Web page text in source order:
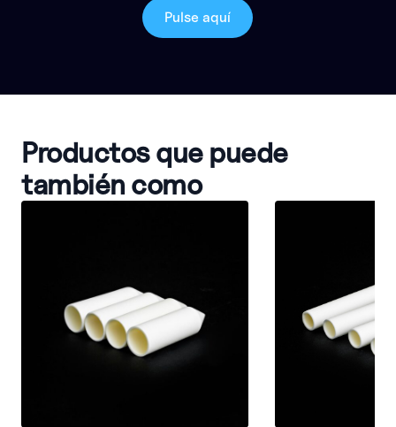
Pulse aquí
Productos que puede
también como